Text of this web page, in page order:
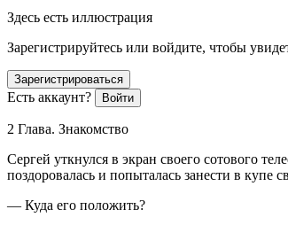
Здесь есть иллюстрация
Зарегистрируйтесь или войдите, чтобы
Зарегистрироваться
Есть аккаунт? Войти
2 Глава. Знакомство
Сергей уткнулся в экран своего сотового
поздоровалась и попыталась занести в
— Куда его положить?